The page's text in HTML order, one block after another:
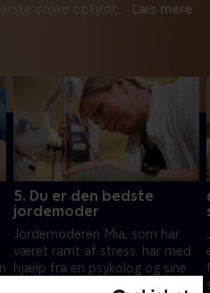
ønske opfyldt... Læs mere
5. Du er den bedste
jordemoder
Jordemoderen Mia, som har
været ramt af stress, har med
hjælp fra en psykolog og sine